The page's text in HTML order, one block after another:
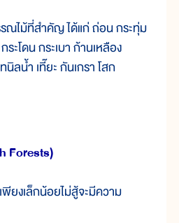
ณไม้ที่สำคัญ ได้แก่ ถ่อน กระทุ่ม
ระโดน กระเบา ก้านเหลือง
นิลน้ำ เที๊ยะ กันเกรา โสก
Forests)
งเล็กน้อยไม่สู้จะมีความ